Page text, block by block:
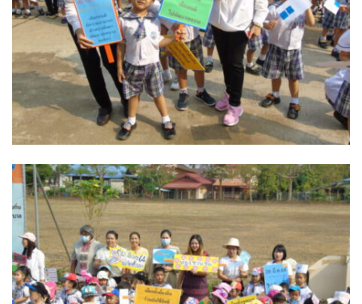
สวัสดีปัวโฮมสเตย์
สุขใจเฮ้าส์
อิงขว้างโฮมสเตย์
อิงดอยปัว
อุ่นไอปัว
อูปแก้วรีสอร์ท
ฮอมฮักแกลเลอรี่
ฮักปัวโฮเทล